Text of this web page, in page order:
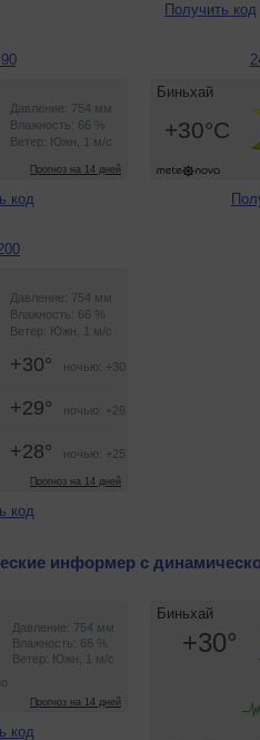
Получить код
код
код
информер с
код